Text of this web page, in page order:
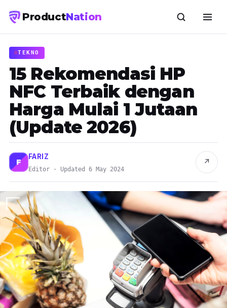
ProductNation
TEKNO
15 Rekomendasi HP
NFC Terbaik dengan
Harga Mulai 1 Jutaan
(Update 2026)
F
FARIZ
Editor · Updated 6 May 2024
↗